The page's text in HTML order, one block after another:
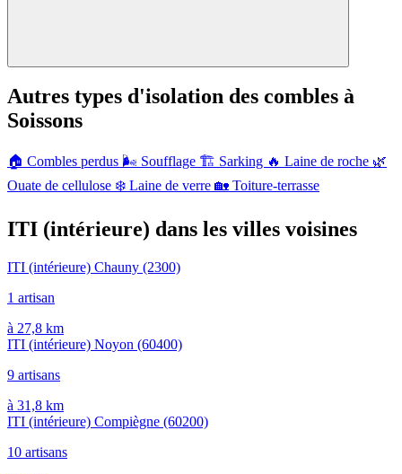
Autres types d'isolation des combles à
Soissons
🏠 Combles perdus 🌬️ Soufflage 🏗️ Sarking 🔥 Laine de roche 🌿
Ouate de cellulose ❄️ Laine de verre 🏡 Toiture-terrasse
ITI (intérieure) dans les villes voisines
ITI (intérieure) Chauny (2300)
1 artisan
à 27,8 km
ITI (intérieure) Noyon (60400)
9 artisans
à 31,8 km
ITI (intérieure) Compiègne (60200)
10 artisans